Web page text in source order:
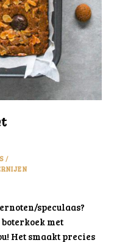
/
speculaas?
met
Het smaakt precies